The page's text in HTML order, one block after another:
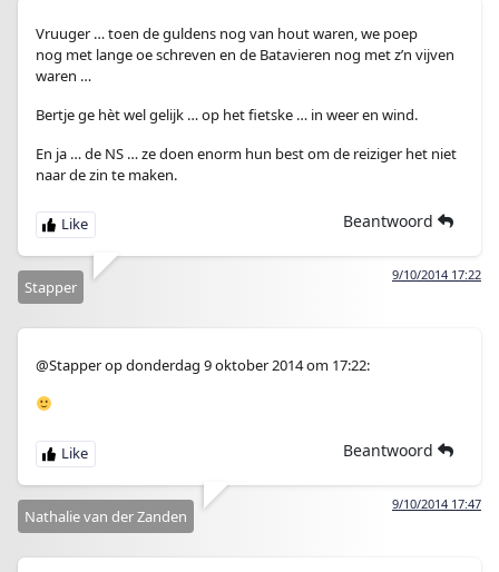
Vruuger … toen de guldens nog van hout waren, we poep
nog met lange oe schreven en de Batavieren nog met z’n vijven
waren …
Bertje ge hèt wel gelijk … op het fietske … in weer en wind.
En ja … de NS … ze doen enorm hun best om de reiziger het niet
naar de zin te maken.
Beantwoord
9/10/2014 17:22
Stapper
@Stapper op donderdag 9 oktober 2014 om 17:22:
Beantwoord
9/10/2014 17:47
Nathalie van der Zanden